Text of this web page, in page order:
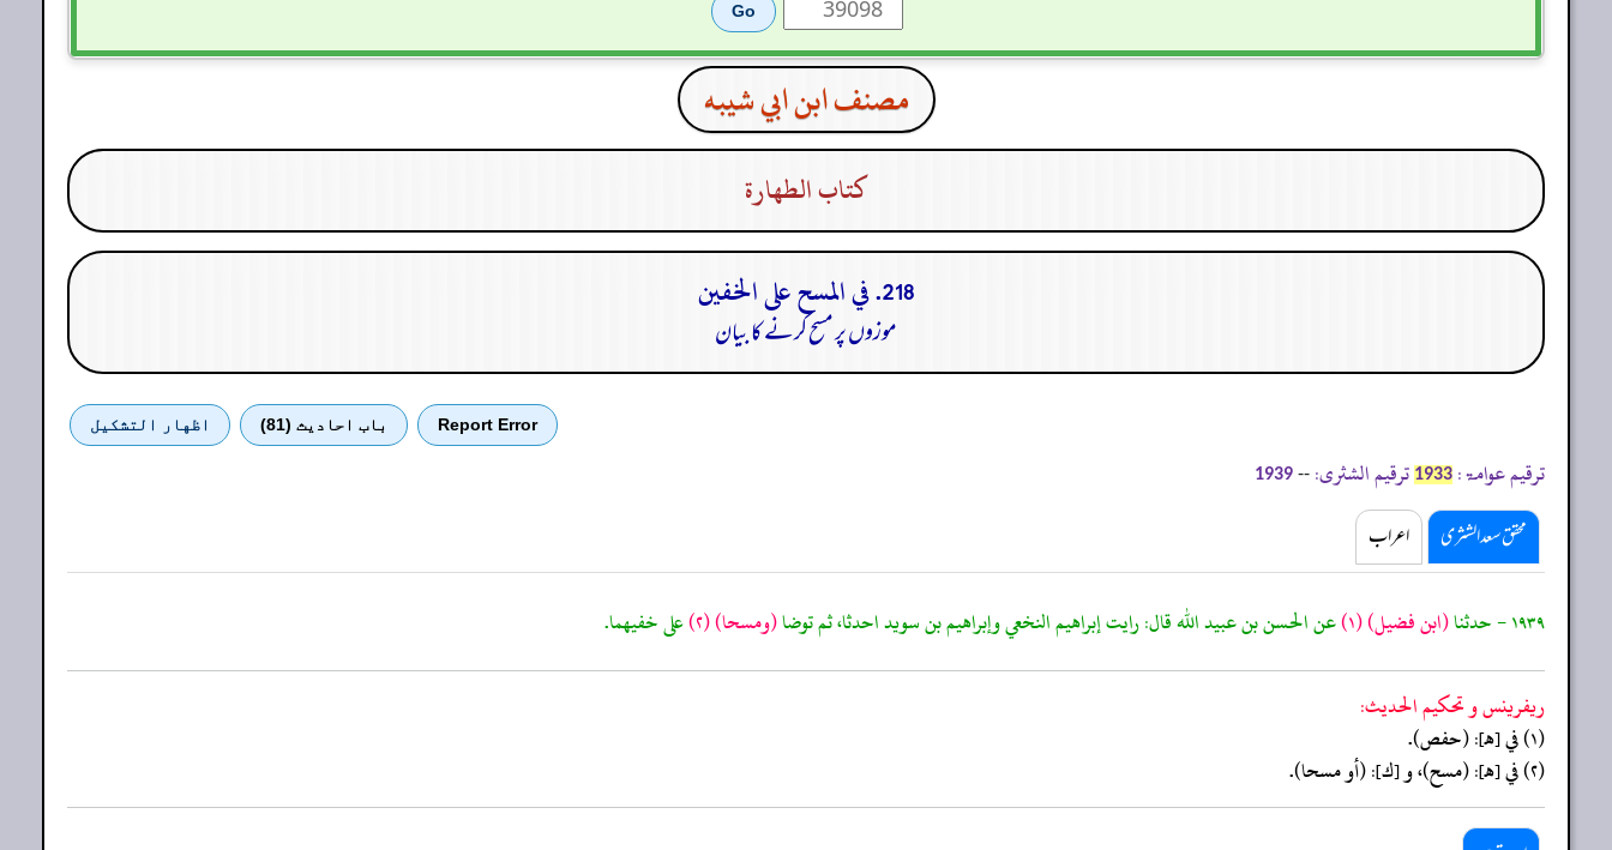
مصنف ابن ابي شيبه
كتاب الطهارة
218. في المسح على الخفين
موزوں پر مسح کرنے کا بیان
Report Error باب احادیث (81) اظهار التشكيل
ترقیم عوامۃ: 1933 ترقیم الشثری: --
1939
محقق سعد الشثری اعراب
١٩٣٩ - حدثنا (ابن فضيل)(١) عن الحسن بن عبيد الله قال: رايت إبراهيم النخعي وإبراهيم بن سويد احدثا، ثم توضا(ومسحا)(٢) على خفيهما.
ريفرينس و تحكيم الحدیث:
(١) في [هـ]: (حفص).
(٢) في [هـ]: (مسح)، و [ك]: (أو مسحا).